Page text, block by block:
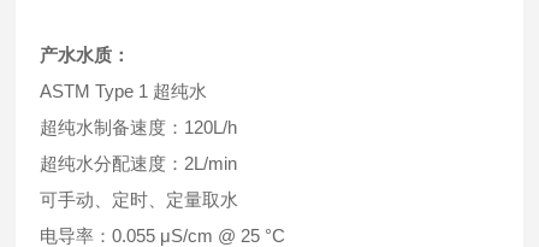
产水水质：
ASTM Type 1 超纯水
超纯水制备速度：120L/h
超纯水分配速度：2L/min
可手动、定时、定量取水
电导率：0.055 μS/cm @ 25 °C